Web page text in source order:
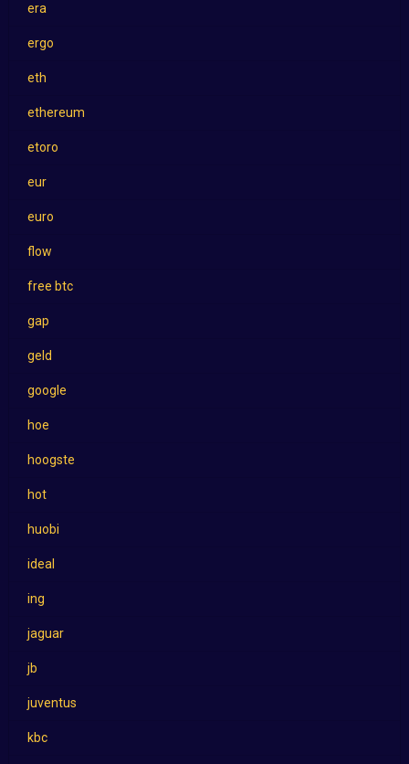
era
ergo
eth
ethereum
etoro
eur
euro
flow
free btc
gap
geld
google
hoe
hoogste
hot
huobi
ideal
ing
jaguar
jb
juventus
kbc